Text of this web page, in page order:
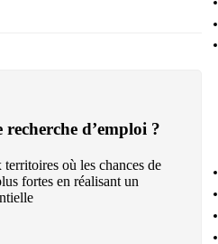
d’emploi ?
où les chances de
fortes en réalisant un